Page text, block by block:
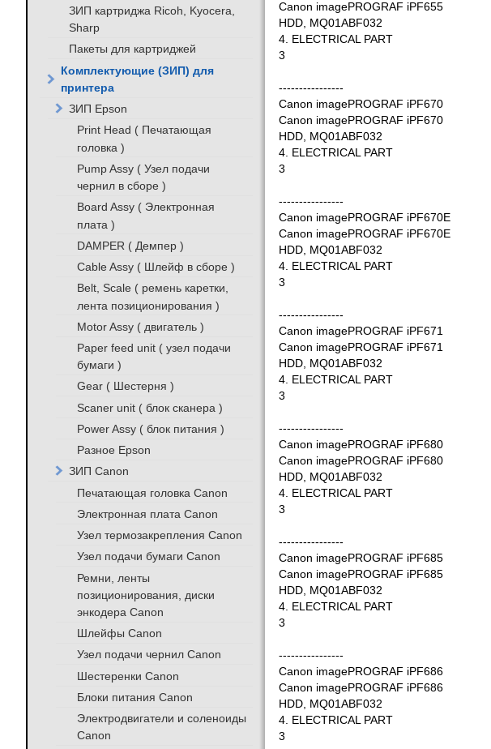
Canon imagePROGRAF iPF655
HDD, MQ01ABF032
4. ELECTRICAL PART
3
----------------
Canon imagePROGRAF iPF670
Canon imagePROGRAF iPF670
HDD, MQ01ABF032
4. ELECTRICAL PART
3
----------------
Canon imagePROGRAF iPF670E
Canon imagePROGRAF iPF670E
HDD, MQ01ABF032
4. ELECTRICAL PART
3
----------------
Canon imagePROGRAF iPF671
Canon imagePROGRAF iPF671
HDD, MQ01ABF032
4. ELECTRICAL PART
3
----------------
Canon imagePROGRAF iPF680
Canon imagePROGRAF iPF680
HDD, MQ01ABF032
4. ELECTRICAL PART
3
----------------
Canon imagePROGRAF iPF685
Canon imagePROGRAF iPF685
HDD, MQ01ABF032
4. ELECTRICAL PART
3
----------------
Canon imagePROGRAF iPF686
Canon imagePROGRAF iPF686
HDD, MQ01ABF032
4. ELECTRICAL PART
3
ЗИП картриджа Ricoh, Kyocera,
Sharp
Пакеты для картриджей
Комплектующие (ЗИП) для
принтера
ЗИП Epson
Print Head ( Печатающая
головка )
Pump Assy ( Узел подачи
чернил в сборе )
Board Assy ( Электронная
плата )
DAMPER ( Демпер )
Cable Assy ( Шлейф в сборе )
Belt, Scale ( ремень каретки,
лента позиционирования )
Motor Assy ( двигатель )
Paper feed unit ( узел подачи
бумаги )
Gear ( Шестерня )
Scaner unit ( блок сканера )
Power Assy ( блок питания )
Разное Epson
ЗИП Canon
Печатающая головка Canon
Электронная плата Canon
Узел термозакрепления Canon
Узел подачи бумаги Canon
Ремни, ленты
позиционирования, диски
энкодера Canon
Шлейфы Canon
Узел подачи чернил Canon
Шестеренки Canon
Блоки питания Canon
Электродвигатели и соленоиды
Canon